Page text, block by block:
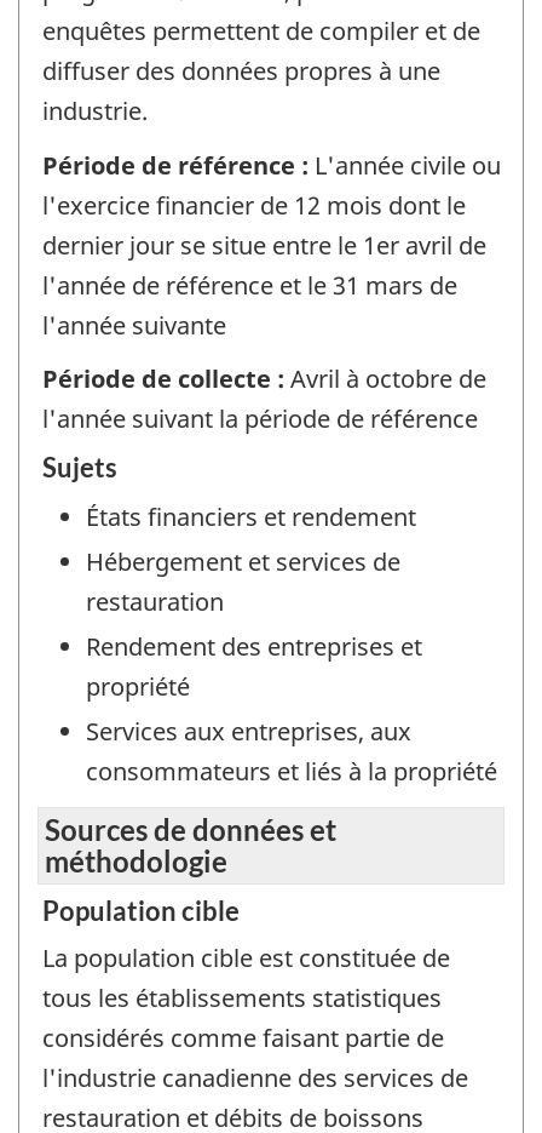
enquêtes permettent de compiler et de
diffuser des données propres à une
industrie.
Période de référence : L'année civile ou
l'exercice financier de 12 mois dont le
dernier jour se situe entre le 1er avril de
l'année de référence et le 31 mars de
l'année suivante
Période de collecte : Avril à octobre de
l'année suivant la période de référence
Sujets
États financiers et rendement
Hébergement et services de
restauration
Rendement des entreprises et
propriété
Services aux entreprises, aux
consommateurs et liés à la propriété
Sources de données et
méthodologie
Population cible
La population cible est constituée de
tous les établissements statistiques
considérés comme faisant partie de
l'industrie canadienne des services de
restauration et débits de boissons